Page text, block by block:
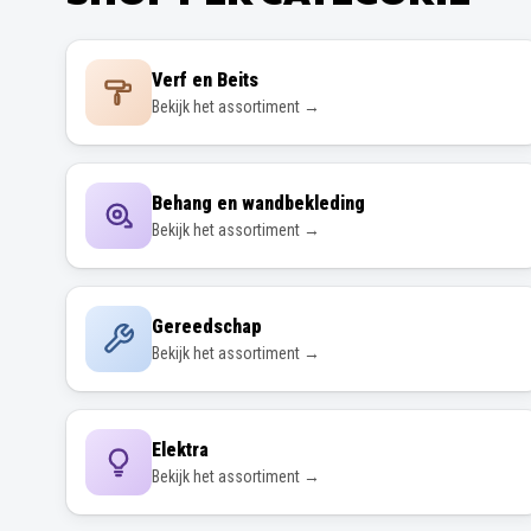
Verf en Beits
Bekijk het assortiment →
Behang en wandbekleding
Bekijk het assortiment →
Gereedschap
Bekijk het assortiment →
Elektra
Bekijk het assortiment →